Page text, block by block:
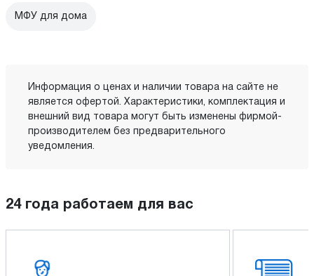
МФУ для дома
Информация о ценах и наличии товара на сайте не
является офертой. Характеристики, комплектация и
внешний вид товара могут быть изменены фирмой-
производителем без предварительного
уведомления.
24 года работаем для вас